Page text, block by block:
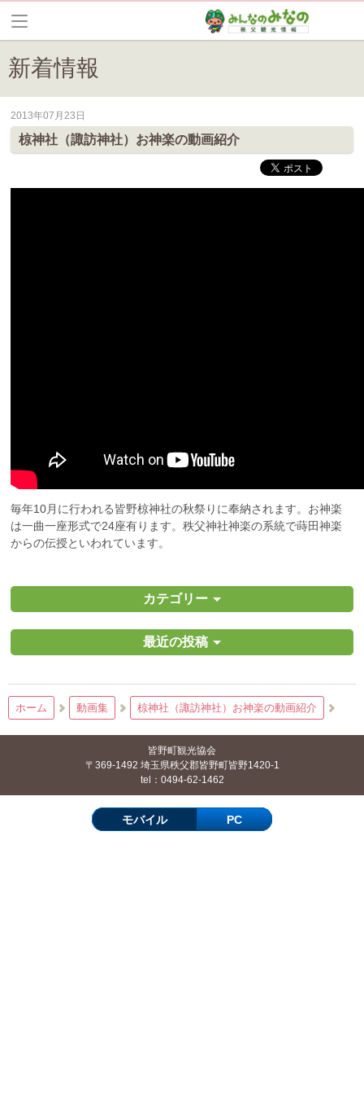
新着情報
皆野町のイベントやお祭り、花情報等の最新情報や観光協会会員情報
2013年07月23日
椋神社（諏訪神社）お神楽の動画紹介
毎年10月に行われる皆野椋神社の秋祭りに奉納されます。お神楽
は一曲一座形式で24座有ります。秩父神社神楽の系統で蒔田神楽
からの伝授といわれています。
カテゴリー
最近の投稿
ホーム 動画集 椋神社（諏訪神社）お神楽の動画紹介
皆野町観光協会
〒369-1492 埼玉県秩父郡皆野町皆野1420-1
tel：0494-62-1462
モバイル PC